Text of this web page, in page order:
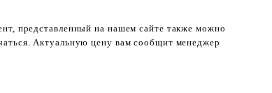
представленный на нашем сайте также можно
Актуальную цену вам сообщит менеджер